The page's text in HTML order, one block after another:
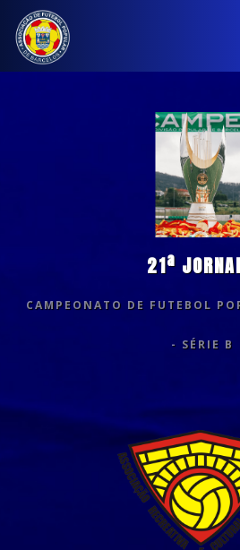
CLUBES
21ª
CAMPEONATO DE FUTEBOL
- SÉRIE B